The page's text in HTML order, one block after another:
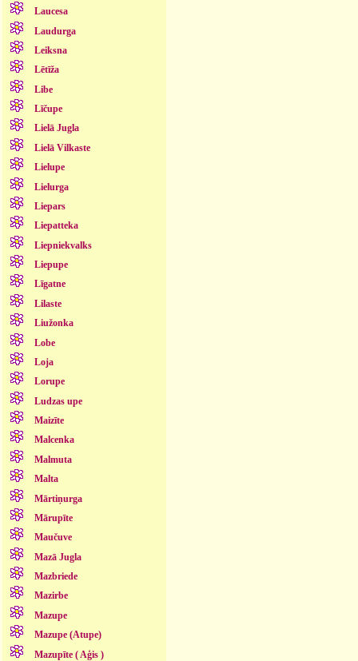
Laucesa
Laudurga
Leiksna
Lētīža
Libe
Līčupe
Lielā Jugla
Lielā Vilkaste
Lielupe
Lielurga
Liepars
Liepatteka
Liepniekvalks
Liepupe
Līgatne
Lilaste
Liužonka
Lobe
Loja
Lorupe
Ludzas upe
Maizīte
Malcenka
Malmuta
Malta
Mārtiņurga
Mārupīte
Maučuve
Mazā Jugla
Mazbriede
Mazirbe
Mazupe
Mazupe (Atupe)
Mazupīte ( Aģis )